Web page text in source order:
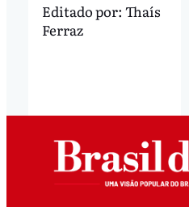
Editado por: Thaís
Ferraz